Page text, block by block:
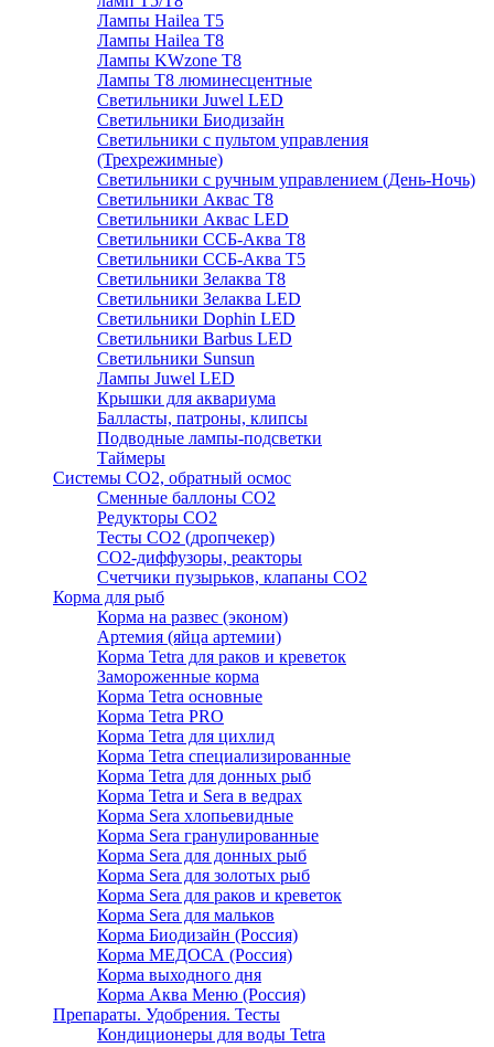
Лампы Hailea Т5
Лампы Hailea Т8
Лампы KWzone Т8
Лампы Т8 люминесцентные
Светильники Juwel LED
Светильники Биодизайн
Светильники с пультом управления
(Трехрежимные)
Светильники с ручным управлением (День-Ночь)
Светильники Аквас Т8
Светильники Аквас LED
Светильники ССБ-Аква Т8
Светильники ССБ-Аква Т5
Светильники Зелаква Т8
Светильники Зелаква LED
Светильники Dophin LED
Светильники Barbus LED
Светильники Sunsun
Лампы Juwel LED
Крышки для аквариума
Балласты, патроны, клипсы
Подводные лампы-подсветки
Таймеры
Системы CO2, обратный осмос
Сменные баллоны СО2
Редукторы СО2
Тесты CO2 (дропчекер)
СО2-диффузоры, реакторы
Счетчики пузырьков, клапаны СО2
Корма для рыб
Корма на развес (эконом)
Артемия (яйца артемии)
Корма Tetra для раков и креветок
Замороженные корма
Корма Tetra основные
Корма Tetra PRO
Корма Tetra для цихлид
Корма Tetra специализированные
Корма Tetra для донных рыб
Корма Tetra и Sera в ведрах
Корма Sera хлопьевидные
Корма Sera гранулированные
Корма Sera для донных рыб
Корма Sera для золотых рыб
Корма Sera для раков и креветок
Корма Sera для мальков
Корма Биодизайн (Россия)
Корма МЕДОСА (Россия)
Корма выходного дня
Корма Аква Меню (Россия)
Препараты. Удобрения. Тесты
Кондиционеры для воды Tetra